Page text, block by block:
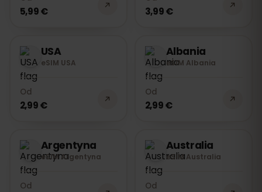
5,99 € 3,99 €
USA
eSIM USA
Od
2,99 €
Albania
eSIM Albania
Od
2,99 €
Argentyna
eSIM Argentyna
Od
Australia
eSIM Australia
Od